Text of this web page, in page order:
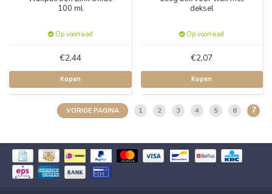
100 ml
Op voorraad
€2,44
Kopen
deksel
Op voorraad
€2,07
Kopen
VORIGE PAGINA 1 2 3 4 5 6 7